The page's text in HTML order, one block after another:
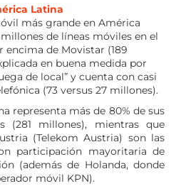
Latina
más grande en América
de líneas móviles en el
encima de Movistar (189
en buena medida por
de local” y cuenta con casi
(73 versus 27 millones).
representa más de 80% de sus
(281 millones), mientras que
(Telekom Austria) son las
participación mayoritaria de
(además de Holanda, donde
móvil KPN).